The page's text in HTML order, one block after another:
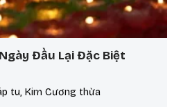
Đầu Lại Đặc Biệt
tu, Kim Cương thừa